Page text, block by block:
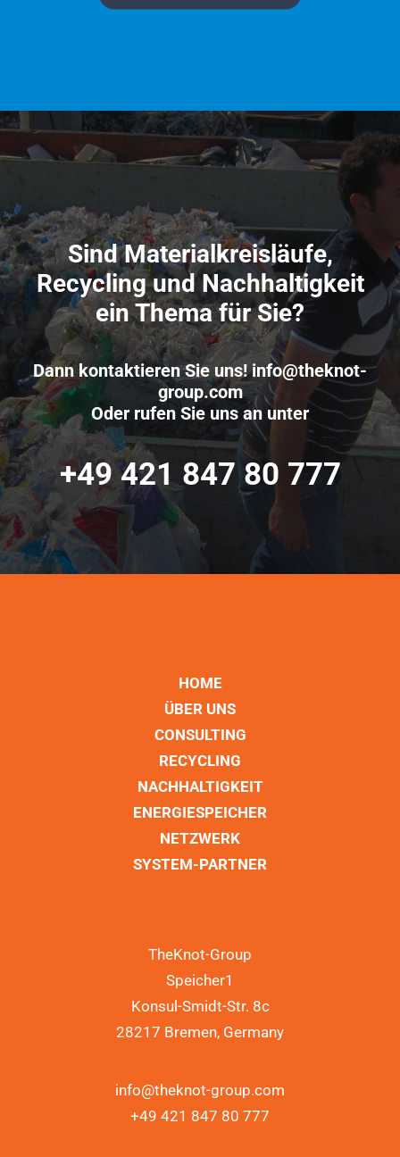
Sind Materialkreisläufe,
Recycling und Nachhaltigkeit
ein Thema für Sie?
Dann kontaktieren Sie uns!info@theknot-
group.com
Oder rufen Sie uns an unter
+49 421 847 80 777
HOME
ÜBER UNS
CONSULTING
RECYCLING
NACHHALTIGKEIT
ENERGIESPEICHER
NETZWERK
SYSTEM-PARTNER
TheKnot-Group
Speicher1
Konsul-Smidt-Str. 8c
28217 Bremen, Germany
info@theknot-group.com
+49 421 847 80 777